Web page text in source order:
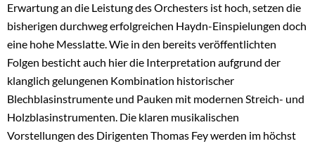
Erwartung an die Leistung des Orchesters ist hoch, setzen die
bisherigen durchweg erfolgreichen Haydn-Einspielungen doch
eine hohe Messlatte. Wie in den bereits veröffentlichten
Folgen besticht auch hier die Interpretation aufgrund der
klanglich gelungenen Kombination historischer
Blechblasinstrumente und Pauken mit modernen Streich- und
Holzblasinstrumenten. Die klaren musikalischen
Vorstellungen des Dirigenten Thomas Fey werden im höchst